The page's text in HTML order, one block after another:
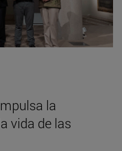
la
vida de las